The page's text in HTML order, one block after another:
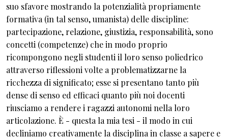
suo sfavore mostrando la potenzialità propriamente
formativa (in tal senso, umanista) delle discipline:
partecipazione, relazione, giustizia, responsabilità, sono
concetti (competenze) che in modo proprio
ricompongono negli studenti il loro senso poliedrico
attraverso riflessioni volte a problematizzarne la
ricchezza di significato; esse si presentano tanto più
dense di senso ed efficaci quanto più noi docenti
riusciamo a rendere i ragazzi autonomi nella loro
articolazione. È - questa la mia tesi - il modo in cui
decliniamo creativamente la disciplina in classe a sapere e